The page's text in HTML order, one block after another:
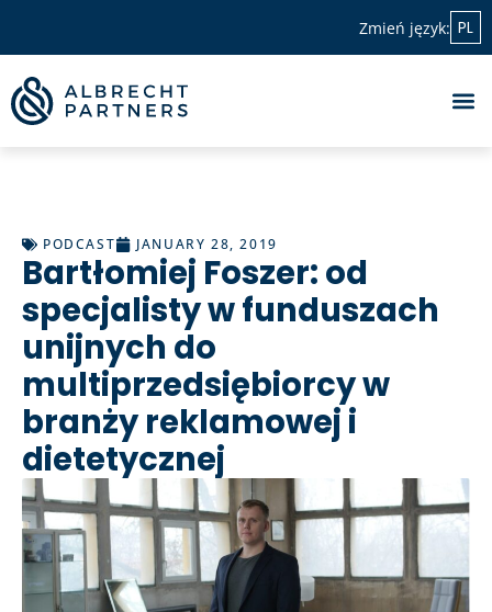
Zmień język: PL
PODCAST JANUARY 28, 2019
Bartłomiej Foszer: od
specjalisty w funduszach
unijnych do
multiprzedsiębiorcy w
branży reklamowej i
dietetycznej